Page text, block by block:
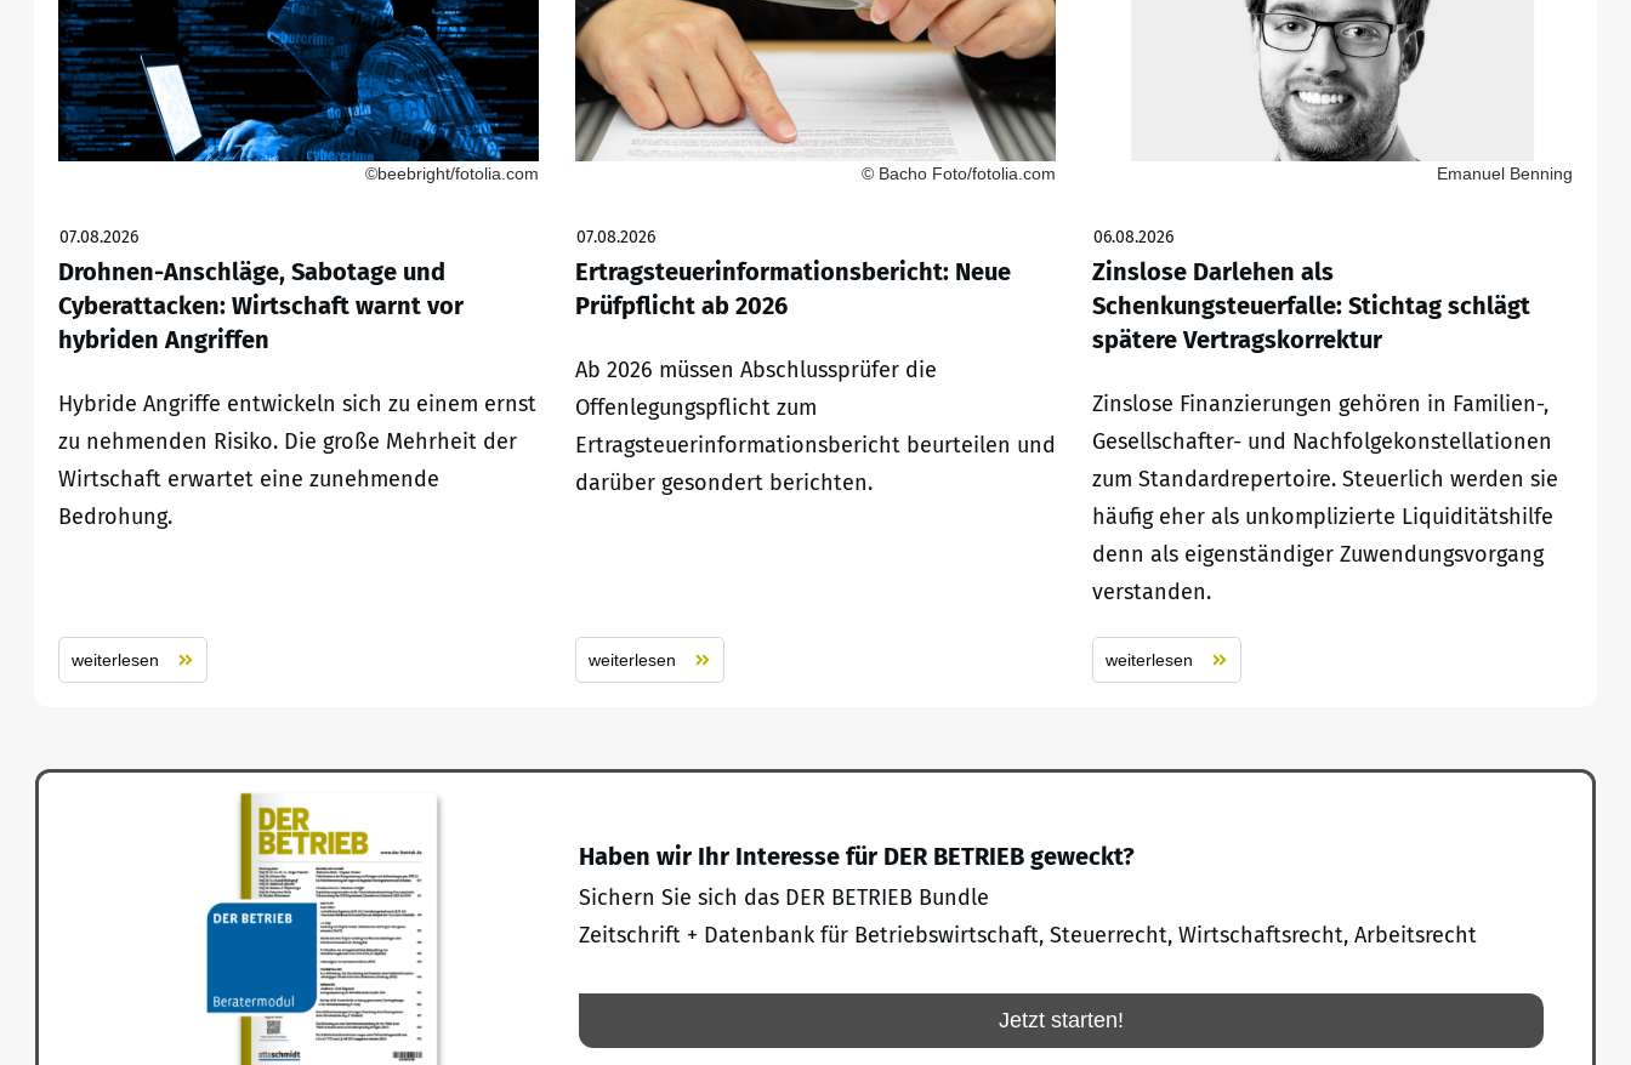
©beebright/fotolia.com
07.08.2026
Drohnen-Anschläge, Sabotage und
Cyberattacken: Wirtschaft warnt vor
hybriden Angriffen
Hybride Angriffe entwickeln sich zu einem ernst
zu nehmenden Risiko. Die große Mehrheit der
Wirtschaft erwartet eine zunehmende
Bedrohung.
weiterlesen
© Bacho Foto/fotolia.com
07.08.2026
Ertragsteuerinformationsbericht: Neue
Prüfpflicht ab 2026
Ab 2026 müssen Abschlussprüfer die
Offenlegungspflicht zum
Ertragsteuerinformationsbericht beurteilen und
darüber gesondert berichten.
weiterlesen
Emanuel Benning
06.08.2026
Zinslose Darlehen als
Schenkungsteuerfalle: Stichtag schlägt
spätere Vertragskorrektur
Zinslose Finanzierungen gehören in Familien-,
Gesellschafter- und Nachfolgekonstellationen
zum Standardrepertoire. Steuerlich werden sie
häufig eher als unkomplizierte Liquiditätshilfe
denn als eigenständiger Zuwendungsvorgang
verstanden.
weiterlesen
Haben wir Ihr Interesse für DER BETRIEB geweckt?
Sichern Sie sich das DER BETRIEB Bundle
Zeitschrift + Datenbank für Betriebswirtschaft, Steuerrecht, Wirtschaftsrecht, Arbeitsrecht
Jetzt starten!